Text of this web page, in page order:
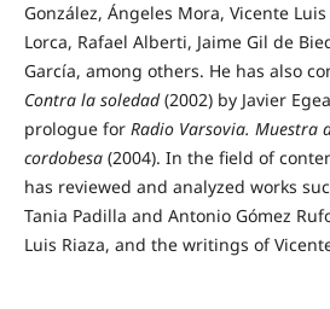
González, Ángeles Mora, Vicente
Lorca, Rafael Alberti, Jaime Gil de
García, among others. He has also
Contra la soledad(2002) by Javier
prologue for Radio Varsovia. Muestra
cordobesa(2004). In the field of
has reviewed and analyzed works
Tania Padilla and Antonio Gómez
Luis Riaza, and the writings of